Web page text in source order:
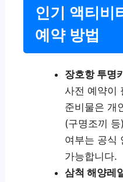
인기 액티비
예약 방법
장호항 투명
사전 예약이
준비물은 개
(구명조끼
여부는 공식
가능합니다.
삼척 해양레